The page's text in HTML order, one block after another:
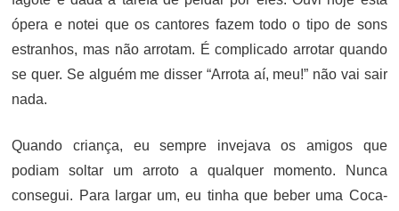
ópera e notei que os cantores fazem todo o tipo de sons
estranhos, mas não arrotam. É complicado arrotar quando
se quer. Se alguém me disser “Arrota aí, meu!” não vai sair
nada.
Quando criança, eu sempre invejava os amigos que
podiam soltar um arroto a qualquer momento. Nunca
consegui. Para largar um, eu tinha que beber uma Coca-